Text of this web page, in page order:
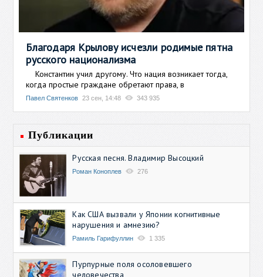
Благодаря Крылову исчезли родимые пятна
русского национализма
Константин учил другому. Что нация возникает тогда,
когда простые граждане обретают права, в
Павел Святенков 23 сен, 14:48 343 935
Публикации
Русская песня. Владимир Высоцкий
Роман Коноплев 276
Как США вызвали у Японии когнитивные
нарушения и амнезию?
Рамиль Гарифуллин 1 335
Пурпурные поля осоловевшего
человечества